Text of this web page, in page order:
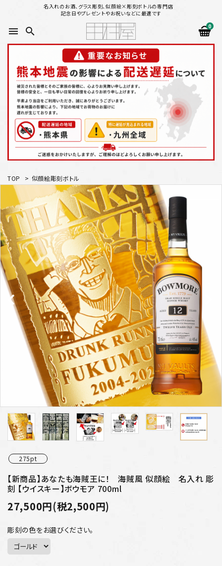
名入れのお酒、グラス彫刻、似顔絵×彫刻ボトルの専門店
記念日やプレゼントやお祝いなどに最適です
menu search 0
search
似顔絵から選ぶ
名入れ（縦書き）から選ぶ
名入れ（横書き）から選ぶ
配送方法
お支払方法
プライバシーポリシー
特定商取引法について
お問い合わせ
TOP > 似顔絵彫刻ボトル
275pt
【新商品】あなたも海賊王に！ 海賊風 似顔絵 名入れ 彫
刻 【ウイスキー】ボウモア 700ml
27,500円(税2,500円)
彫刻の色をお選びください。